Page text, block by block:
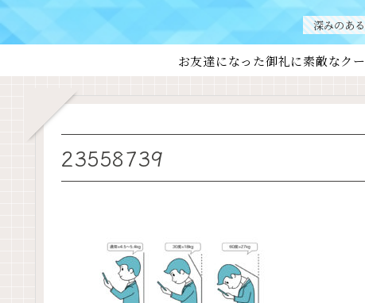
深みのあ
お友達になった御礼に素敵なク
23558739